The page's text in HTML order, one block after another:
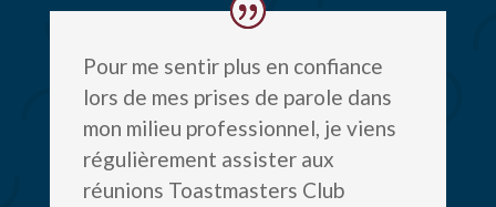
Pour me sentir plus en confiance
lors de mes prises de parole dans
mon milieu professionnel, je viens
régulièrement assister aux
réunions Toastmasters Club